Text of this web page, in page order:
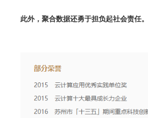
此外，聚合数据还勇于担负起社会责任。